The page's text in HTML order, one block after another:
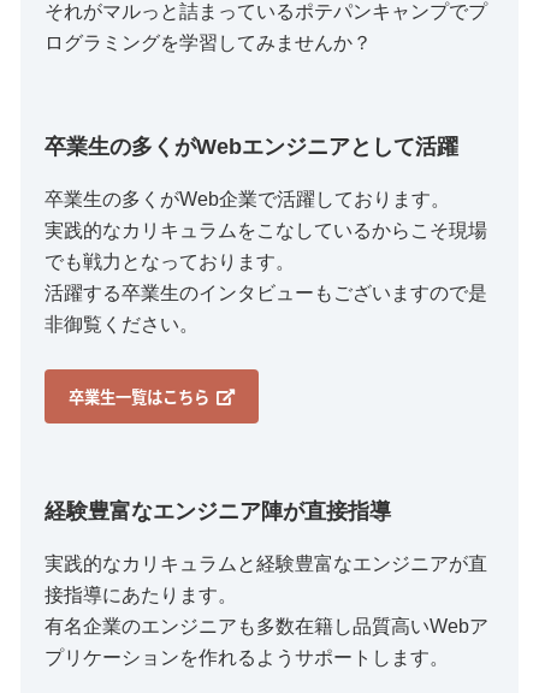
それがマルっと詰まっているポテパンキャンプでプ
ログラミングを学習してみませんか？
卒業生の多くがWebエンジニアとして活躍
卒業生の多くがWeb企業で活躍しております。
実践的なカリキュラムをこなしているからこそ現場
でも戦力となっております。
活躍する卒業生のインタビューもございますので是
非御覧ください。
卒業生一覧はこちら
経験豊富なエンジニア陣が直接指導
実践的なカリキュラムと経験豊富なエンジニアが直
接指導にあたります。
有名企業のエンジニアも多数在籍し品質高いWebア
プリケーションを作れるようサポートします。